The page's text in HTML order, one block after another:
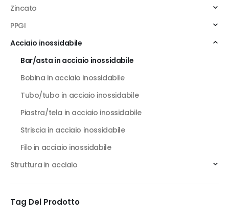
Zincato
PPGI
Acciaio inossidabile
Bar/asta in acciaio inossidabile
Bobina in acciaio inossidabile
Tubo/tubo in acciaio inossidabile
Piastra/tela in acciaio inossidabile
Striscia in acciaio inossidabile
Filo in acciaio inossidabile
Struttura in acciaio
Tag Del Prodotto